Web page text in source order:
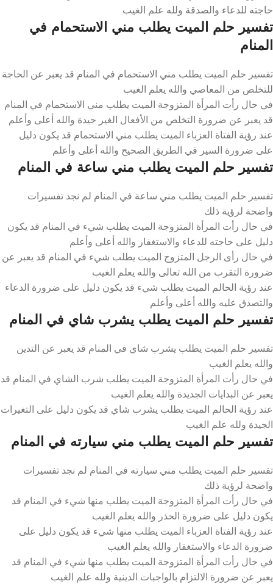
حاجته للدعاء والصدقة ولله علم الغيب
تفسير حلم الميت يطلب مني الاستحمام في
المنام
تفسير حلم الميت يطلب مني الاستحمام في المنام قد يعبر عن الحاجة
للتخلص من المعاصي والله يعلم الغيب
في حال رأت المرأة المتزوجة الميت يطلب مني الاستحمام في المنام
قد يعبر عن ضرورة التخلص من الأفعال الغير جيدة والله أعلى وأعلم
عند رؤية الفتاة العزباء الميت يطلب مني الاستحمام قد يكون دليل
على ضرورة السير في الطريق الصحيح والله أعلى وأعلم
تفسير حلم الميت يطلب مني ساعة في المنام
تفسير حلم الميت يطلب مني ساعة في المنام لم نجد تفسيرات
واضحة لرؤية ذلك
في حال رأت المرأة المتزوجة الميت يطلب شيء في المنام قد يكون
دليل على حاجته للدعاء والاستغفار والله أعلى وأعلم
في حال رأى الرجل المتزوج الميت يطلب شيء في المنام قد يعبر عن
ضرورة التقرب من الله تعالى والله يعلم الغيب
عند رؤية الحالم الميت يطلب شيء قد يكون دليل على ضرورة الدعاء
والتصدق عليه والله أعلى وأعلم
تفسير حلم الميت يطلب يشرب شاي في المنام
تفسير حلم الميت يطلب يشرب شاي في المنام قد يعبر عن التدين
والله يعلم الغيب
في حال رأت المرأة المتزوجة الميت يطلب شرب الشاي في المنام قد
يعبر عن البدايات الجديدة والله يعلم الغيب
عند رؤية الحالم الميت يطلب يشرب شاي قد يكون دليل على التغيرات
الجيدة ولله علم الغيب
تفسير حلم الميت يطلب مني سيارته في المنام
تفسير حلم الميت يطلب مني سيارته في المنام لم نجد تفسيرات
واضحة لرؤية ذلك
في حال رأت المرأة المتزوجة الميت يطلب منها شيء في المنام قد
يكون دليل على ضرورة الحذر والله يعلم الغيب
عند رؤية الفتاة العزباء الميت يطلب منها شيء قد يكون دليل على
ضرورة الدعاء والاستغفار والله يعلم الغيب
في حال رأت المرأة المتزوجة الميت يطلب منها شيء في المنام قد
يعبر عن ضرورة الالتزام بالواجبات الدينية ولله علم الغيب